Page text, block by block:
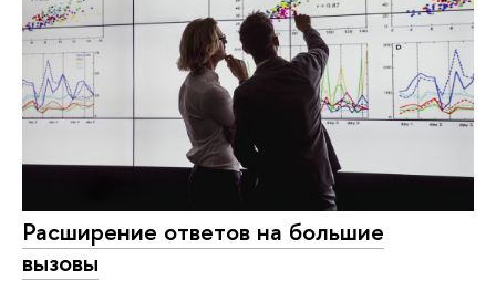
Расширение ответов на большие
вызовы